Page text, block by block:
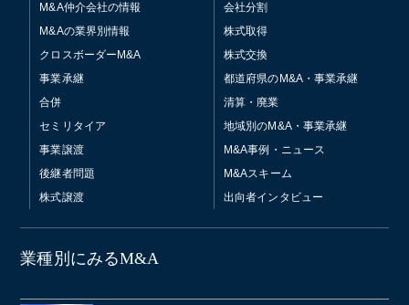
M&A仲介会社の情報
M&Aの業界別情報
クロスボーダーM&A
事業承継
合併
セミリタイア
事業譲渡
後継者問題
株式譲渡
会社分割
株式取得
株式交換
都道府県のM&A・事業承継
清算・廃業
地域別のM&A・事業承継
M&A事例・ニュース
M&Aスキーム
出向者インタビュー
業種別にみるM&A